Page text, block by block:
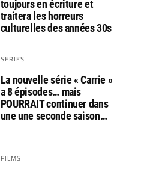
toujours en écriture et
traitera les horreurs
culturelles des années 30s
SERIES
La nouvelle série « Carrie »
a 8 épisodes… mais
POURRAIT continuer dans
une une seconde saison…
FILMS